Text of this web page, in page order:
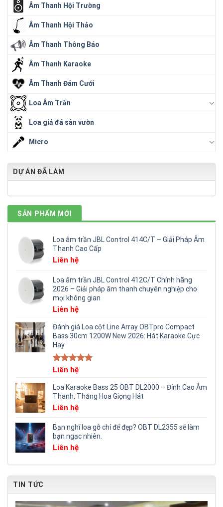
Âm Thanh Hội Trường
Âm Thanh Hội Thảo
Âm Thanh Thông Báo
Âm Thanh Karaoke
Âm Thanh Đám Cưới
Loa Âm Trần
Loa giả đá sân vườn
Micro
DỰ ÁN ĐÃ LÀM
SẢN PHẨM MỚI
Loa âm trần JBL Control 414C/T – Giải Pháp Âm
Thanh Cao Cấp
Liên hệ
Loa âm trần JBL Control 412C/T Chính hãng
2026 – Giải pháp âm thanh chuyên nghiệp cho
mọi không gian
Liên hệ
Đánh giá Loa cột Line Array OBTpro Compact
Bass 30cm 1200W New 2026: Hát Karaoke Cực
Hay
Rated5.00
Liên hệ
Loa Karaoke Bass 25 OBT DL2000 – Đỉnh Cao Âm
Thanh, Thăng Hoa Giọng Hát
Liên hệ
Bạn nghĩ loa gỗ chỉ để đẹp? OBT DL2355 sẽ làm
bạn ngạc nhiên.
Liên hệ
TIN TỨC